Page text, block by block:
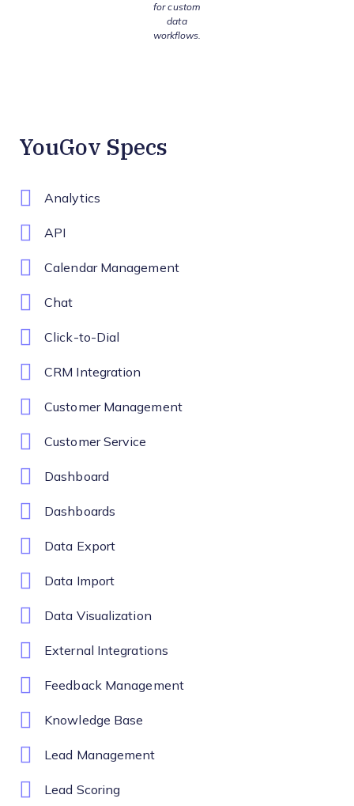
for custom
data
workflows.
YouGov Specs
Analytics
API
Calendar Management
Chat
Click-to-Dial
CRM Integration
Customer Management
Customer Service
Dashboard
Dashboards
Data Export
Data Import
Data Visualization
External Integrations
Feedback Management
Knowledge Base
Lead Management
Lead Scoring